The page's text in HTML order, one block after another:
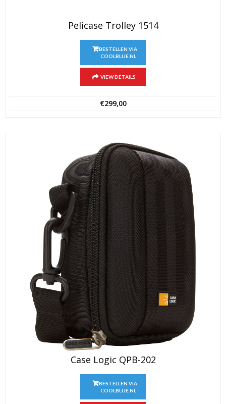
Pelicase Trolley 1514
BESTELLEN VIA
COOLBLUE.NL
VIEW DETAILS
€299,00
Case Logic QPB-202
BESTELLEN VIA
COOLBLUE.NL